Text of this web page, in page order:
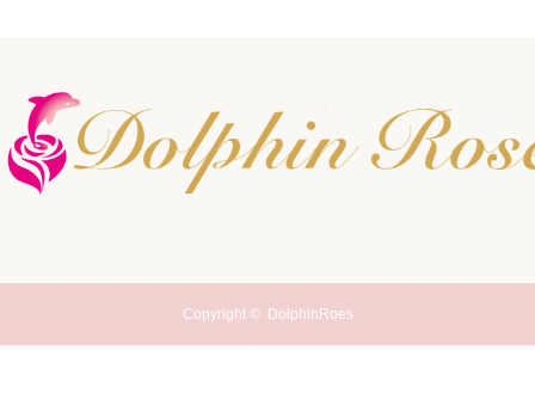
Copyright © DolphinRoes